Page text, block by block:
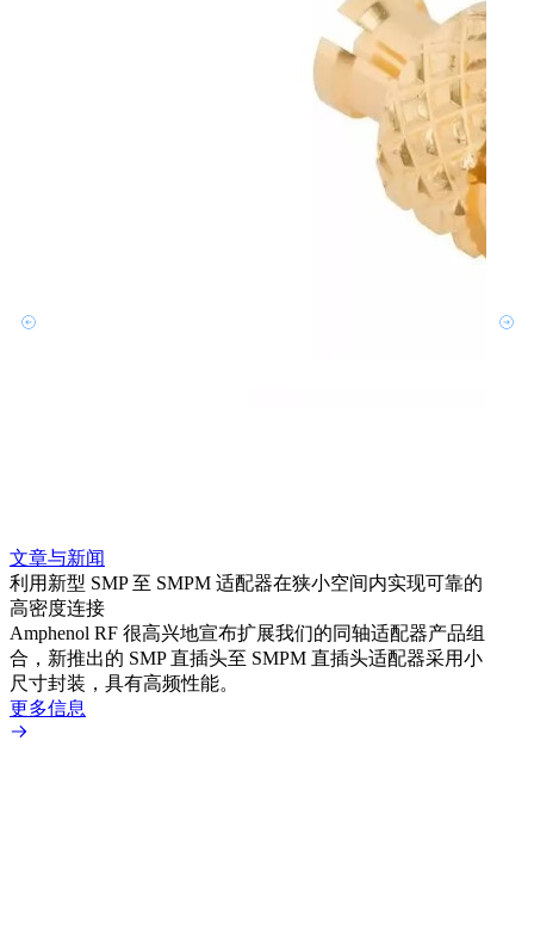
文章与新闻
利用新型 SMP 至 SMPM 适配器在狭小空间内实现可靠的
高密度连接
Amphenol RF 很高兴地宣布扩展我们的同轴适配器产品组
合，新推出的 SMP 直插头至 SMPM 直插头适配器采用小
尺寸封装，具有高频性能。
更多信息